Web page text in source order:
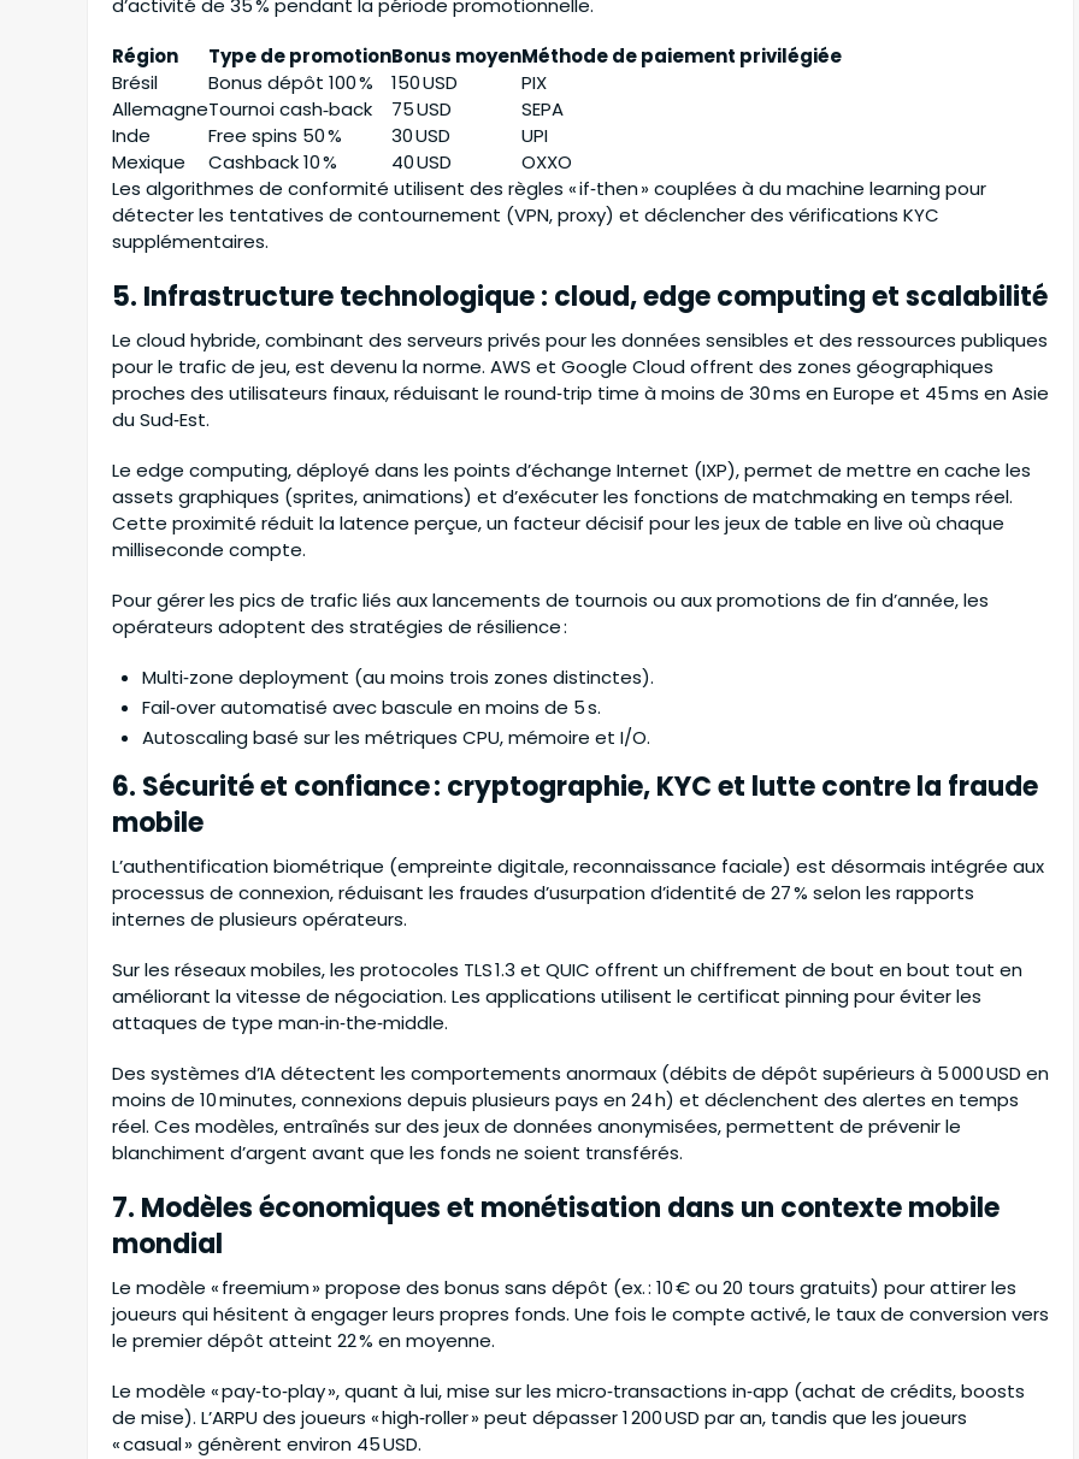
d’activité de 35 % pendant la période promotionnelle.
Région
Type de promotionBonus moyenMéthode de paiement privilégiée
Brésil
Bonus dépôt 100 % 150 USD
PIX
AllemagneTournoi cash‑back 75 USD
SEPA
Inde
Free spins 50 % 30 USD
UPI
Mexique
Cashback 10 % 40 USD
OXXO
Les algorithmes de conformité utilisent des règles « if‑then » couplées à du machine learning pour
détecter les tentatives de contournement (VPN, proxy) et déclencher des vérifications KYC
supplémentaires.
5. Infrastructure technologique : cloud, edge computing et scalabilité
Le cloud hybride, combinant des serveurs privés pour les données sensibles et des ressources publiques
pour le trafic de jeu, est devenu la norme. AWS et Google Cloud offrent des zones géographiques
proches des utilisateurs finaux, réduisant le round‑trip time à moins de 30 ms en Europe et 45 ms en Asie
du Sud‑Est.
Le edge computing, déployé dans les points d’échange Internet (IXP), permet de mettre en cache les
assets graphiques (sprites, animations) et d’exécuter les fonctions de matchmaking en temps réel.
Cette proximité réduit la latence perçue, un facteur décisif pour les jeux de table en live où chaque
milliseconde compte.
Pour gérer les pics de trafic liés aux lancements de tournois ou aux promotions de fin d’année, les
opérateurs adoptent des stratégies de résilience :
Multi‑zone deployment (au moins trois zones distinctes).
Fail‑over automatisé avec bascule en moins de 5 s.
Autoscaling basé sur les métriques CPU, mémoire et I/O.
6. Sécurité et confiance : cryptographie, KYC et lutte contre la fraude
mobile
L’authentification biométrique (empreinte digitale, reconnaissance faciale) est désormais intégrée aux
processus de connexion, réduisant les fraudes d’usurpation d’identité de 27 % selon les rapports
internes de plusieurs opérateurs.
Sur les réseaux mobiles, les protocoles TLS 1.3 et QUIC offrent un chiffrement de bout en bout tout en
améliorant la vitesse de négociation. Les applications utilisent le certificat pinning pour éviter les
attaques de type man‑in‑the‑middle.
Des systèmes d’IA détectent les comportements anormaux (débits de dépôt supérieurs à 5 000 USD en
moins de 10 minutes, connexions depuis plusieurs pays en 24 h) et déclenchent des alertes en temps
réel. Ces modèles, entraînés sur des jeux de données anonymisées, permettent de prévenir le
blanchiment d’argent avant que les fonds ne soient transférés.
7. Modèles économiques et monétisation dans un contexte mobile
mondial
Le modèle « freemium » propose des bonus sans dépôt (ex. : 10 € ou 20 tours gratuits) pour attirer les
joueurs qui hésitent à engager leurs propres fonds. Une fois le compte activé, le taux de conversion vers
le premier dépôt atteint 22 % en moyenne.
Le modèle « pay‑to‑play », quant à lui, mise sur les micro‑transactions in‑app (achat de crédits, boosts
de mise). L’ARPU des joueurs « high‑roller » peut dépasser 1 200 USD par an, tandis que les joueurs
« casual » génèrent environ 45 USD.